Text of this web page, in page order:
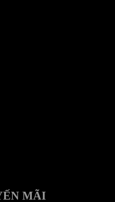
MÃI